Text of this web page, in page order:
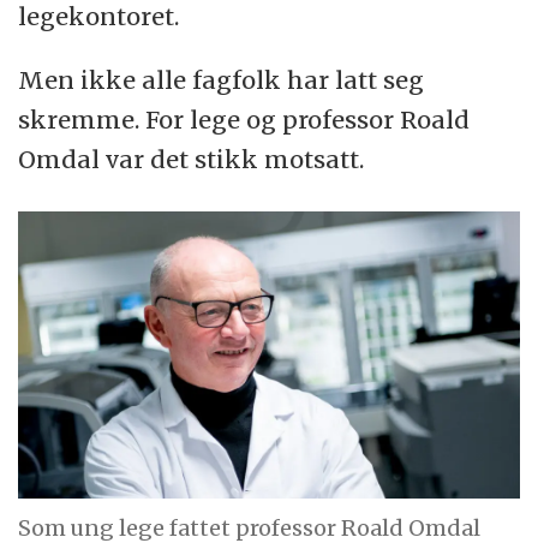
legekontoret.
Men ikke alle fagfolk har latt seg
skremme. For lege og professor Roald
Omdal var det stikk motsatt.
Som ung lege fattet professor Roald Omdal